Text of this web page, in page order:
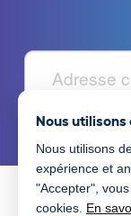
Nous utilisons
Nous utilisons
expérience et
"Accepter",
cookies. En